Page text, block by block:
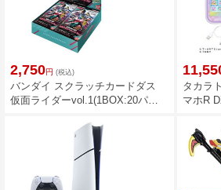
2,750円 (税込)
バンダイ スクラッチカードダス
仮面ライダーvol.1(1BOX:20パッ
タカラ
マホR